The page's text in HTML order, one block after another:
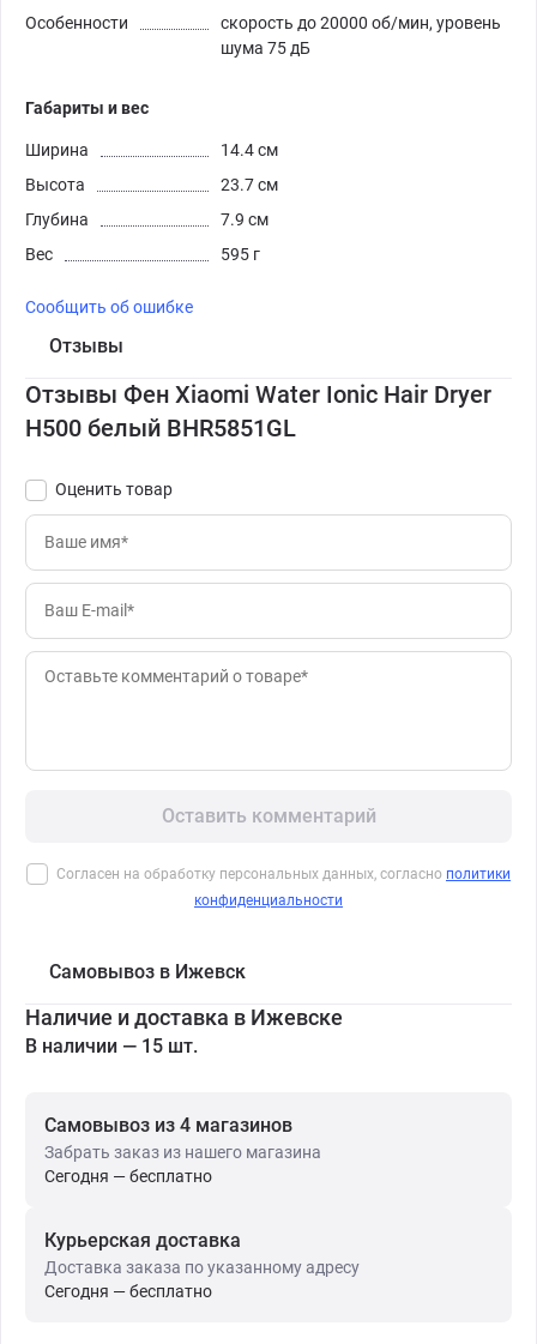
Особенности
скорость до 20000 об/мин, уровень
шума 75 дБ
Габариты и вес
Ширина
14.4 см
Высота
23.7 см
Глубина
7.9 см
Вес
595 г
Сообщить об ошибке
Отзывы
Отзывы Фен Xiaomi Water Ionic Hair Dryer
H500 белый BHR5851GL
Оценить товар
Оставить комментарий
Согласен на обработку персональных данных, согласно политики
конфиденциальности
Самовывоз в Ижевск
Наличие и доставка в Ижевске
В наличии — 15 шт.
Самовывоз из 4 магазинов
Забрать заказ из нашего магазина
Сегодня — бесплатно
Курьерская доставка
Доставка заказа по указанному адресу
Сегодня — бесплатно